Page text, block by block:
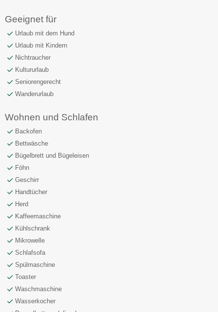
Geeignet für
Urlaub mit dem Hund
Urlaub mit Kindern
Nichtraucher
Kultururlaub
Seniorengerecht
Wanderurlaub
Wohnen und Schlafen
Backofen
Bettwäsche
Bügelbrett und Bügeleisen
Föhn
Geschirr
Handtücher
Herd
Kaffeemaschine
Kühlschrank
Mikrowelle
Schlafsofa
Spülmaschine
Toaster
Waschmaschine
Wasserkocher